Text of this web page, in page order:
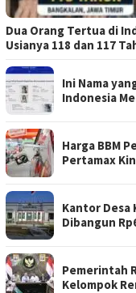
Dua Orang Tertua di
Usianya 118 dan 117
Ini Nama
Indonesia
Harga BBM
Pertamax
Kantor Desa
Dibangun
Pemerintah
Kelompok